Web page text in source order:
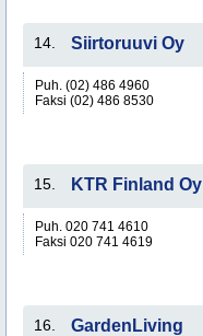
14. Siirtoruuvi Oy
Puh. (02) 486 4960
Faksi (02) 486 8530
15. KTR Finland Oy
Puh. 020 741 4610
Faksi 020 741 4619
16. GardenLiving